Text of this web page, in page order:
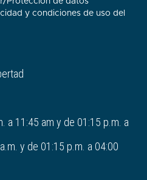
y condiciones de uso del
a 11:45 am y de 01:15 p.m. a
y de 01:15 p.m. a 04:00